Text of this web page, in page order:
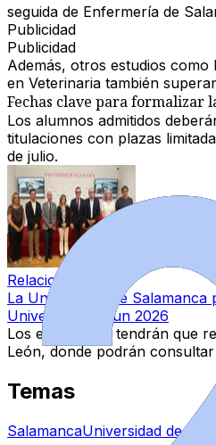
seguida de Enfermería de
Publicidad
Publicidad
Además, otros estudios
en Veterinaria también
Fechas clave para formalizar
Los alumnos admitidos
titulaciones con plazas
de julio.
Relacionado
La Universidad de Salamanca
Universidad
1 jun 2026
Los estudiantes tendrán que
León, donde podrán
Temas
SalamancaUniversidad de